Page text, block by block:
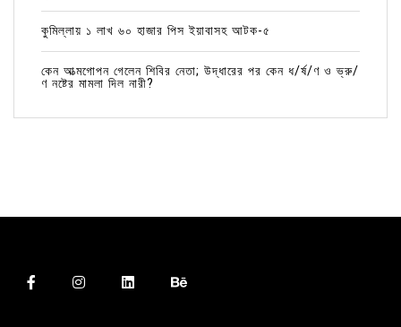
কুমিল্লায় ১ লাখ ৬০ হাজার পিস ইয়াবাসহ আটক-৫
কেন আত্মগোপন গেলেন শিবির নেতা; উদ্ধারের পর কেন ধ/র্ষ/ণ ও ভ্রু/
ণ নষ্টের মামলা দিল নারী?